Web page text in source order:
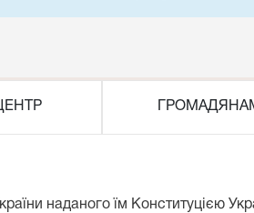
наданого їм Конституцією